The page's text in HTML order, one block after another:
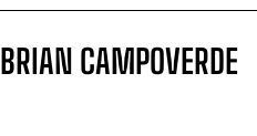
BRIAN CAMPOVERDE